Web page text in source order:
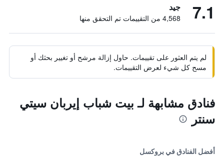
7.1 جيد
4,568 من التقييمات تم التحقق منها
لم يتم العثور على تقييمات. حاول إزالة مرشح أو تغيير بحثك أو
مسح كل شيء لعرض التقييمات.
فنادق مشابهة لـ بيت شباب إيربان سيتي
سنتر
أفضل الفنادق في بروكسل